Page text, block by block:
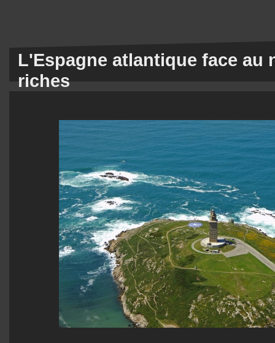
L'Espagne atlantique face au
riches